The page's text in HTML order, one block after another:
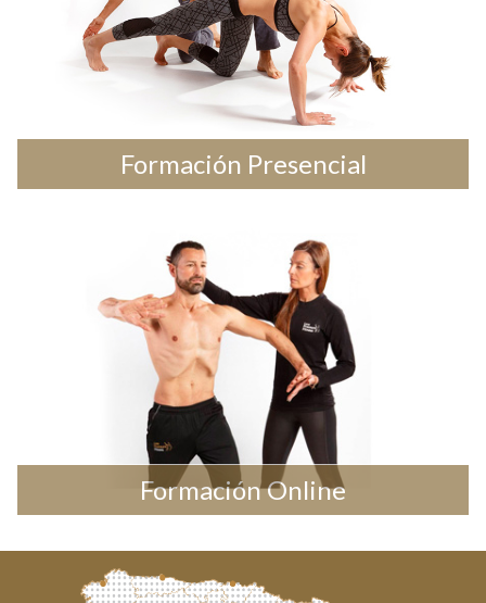
Formación Presencial
Formación Online